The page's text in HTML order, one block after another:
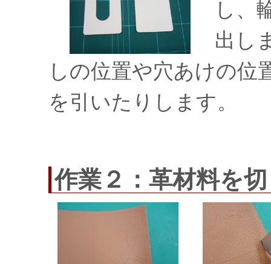
し、
出し
しの位置や穴あけの位
を引いたりします。
作業２：革材料を